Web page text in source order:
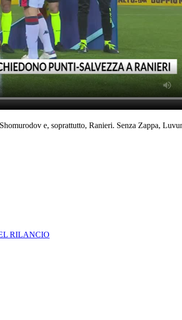
e, soprattutto, Ranieri. Senza Zappa,
RILANCIO